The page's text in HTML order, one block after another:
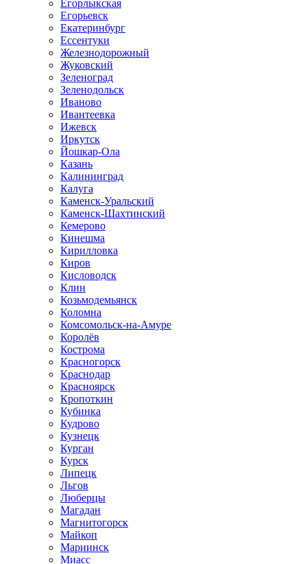
Егорлыкская
Егорьевск
Екатеринбург
Ессентуки
Железнодорожный
Жуковский
Зеленоград
Зеленодольск
Иваново
Ивантеевка
Ижевск
Иркутск
Йошкар-Ола
Казань
Калининград
Калуга
Каменск-Уральский
Каменск-Шахтинский
Кемерово
Кинешма
Кирилловка
Киров
Кисловодск
Клин
Козьмодемьянск
Коломна
Комсомольск-на-Амуре
Королёв
Кострома
Красногорск
Краснодар
Красноярск
Кропоткин
Кубинка
Кудрово
Кузнецк
Курган
Курск
Липецк
Льгов
Люберцы
Магадан
Магнитогорск
Майкоп
Мариинск
Миасс